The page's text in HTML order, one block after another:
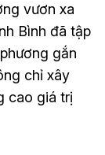
vươn xa
Bình đã tập
gắn
chỉ xây
cao giá trị